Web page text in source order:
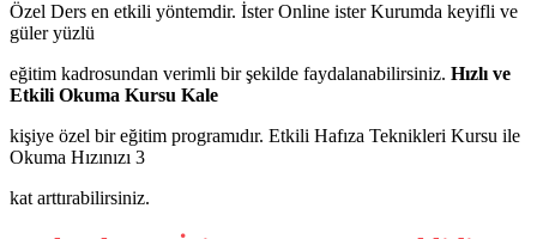
Özel Ders en etkili yöntemdir. İster Online ister Kurumda keyifli ve
güler yüzlü
eğitim kadrosundan verimli bir şekilde faydalanabilirsiniz. Hızlı ve
Etkili Okuma Kursu Kale
kişiye özel bir eğitim programıdır. Etkili Hafıza Teknikleri Kursu ile
Okuma Hızınızı 3
kat arttırabilirsiniz.